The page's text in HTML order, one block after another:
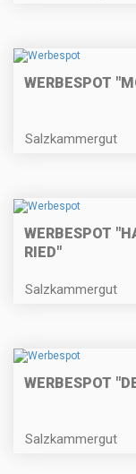
WERBESPOT
Salzkammergut
WERBESPOT
RIED"
Salzkammergut
WERBESPOT
Salzkammergut